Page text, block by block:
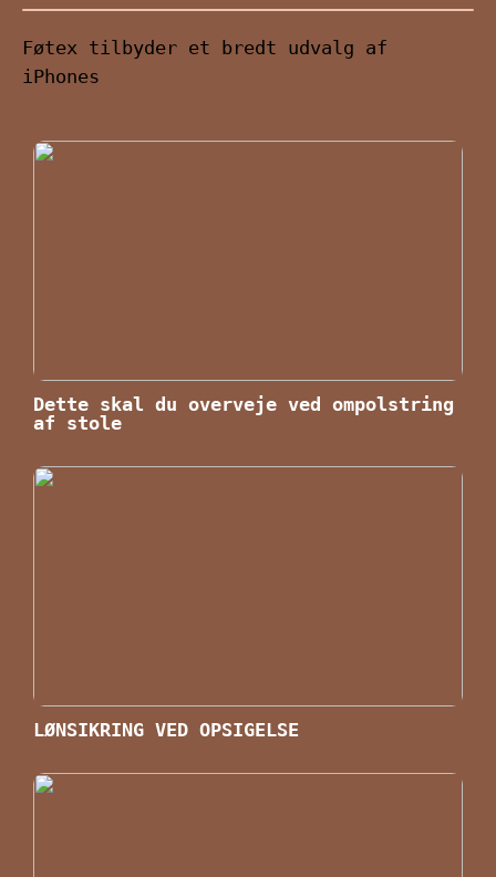
Føtex tilbyder et bredt udvalg af
iPhones
Dette skal du overveje ved ompolstring
af stole
LØNSIKRING VED OPSIGELSE